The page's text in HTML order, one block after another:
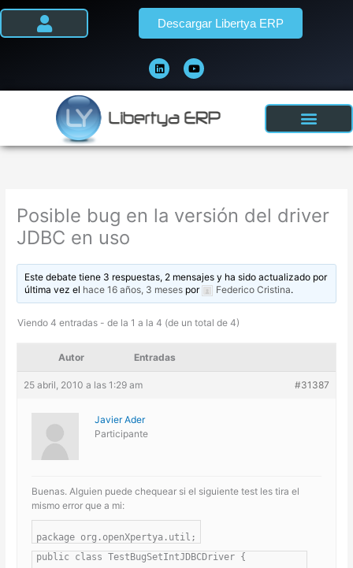
Ir
i
n
k
e
i
n
o
u
t
u
e
Descargar Libertya ERP
Posible bug en la versión del driver
JDBC en uso
Este debate tiene 3 respuestas, 2 mensajes y ha sido actualizado por
última vez el hace 16 años, 3 meses por Federico Cristina.
Viendo 4 entradas - de la 1 a la 4 (de un total de 4)
Autor Entradas
25 abril, 2010 a las 1:29 am #31387
Javier Ader
Participante
Buenas. Alguien puede chequear si el siguiente test les tira el
mismo error que a mi:
package org.openXpertya.util;
public class TestBugSetIntJDBCDriver {